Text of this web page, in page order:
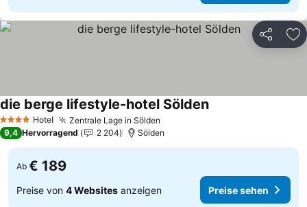
Teilen
4 Sterne Hotel Zentrale Lage in Sölden
die berge lifestyle-hotel Sölden
9,4 Hervorragend 2 204 Sölden
Ab € 189
Preise von 4 Websites anzeigen Preise sehen